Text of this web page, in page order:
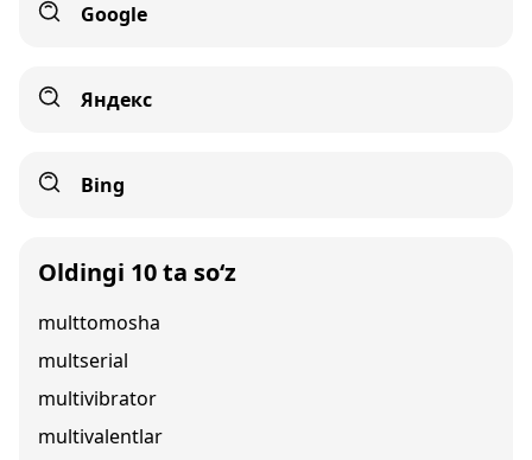
Google
Яндекс
Bing
Oldingi 10 ta so‘z
multtomosha
multserial
multivibrator
multivalentlar